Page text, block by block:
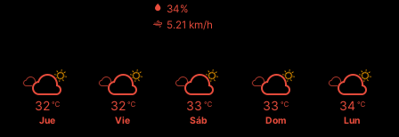
34%
5.21 km/h
32 ℃
Jue
32 ℃
Vie
33 ℃
Sáb
33 ℃
Dom
34 ℃
Lun